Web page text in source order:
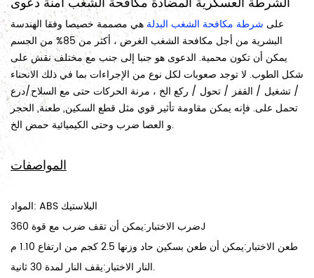
على شرطة مكافحة الشغب البدلة هي مصممة خصيصا وفقا الهندسة
البشرية من أجل مكافحة الشغب الغرض ، أكثر من 85% من الجسم
يمكن أن تكون محمية. الدعوى هو جنبا إلى جنب مع مختلف نقش على
شكل الطوب. لا توجد صعوبات لكل نوع من الإجراءات بما في ذلك الانحناء
/ تشغيل / القفز / تحول / ركع الخ ، مرنة الحركات حتى مع السلاح/درع
تحمل على. فإنه يمكن مقاومة تأثير قوي مثل قطع السكين, طعنة, الحجر
و العصا ضرب وحتى الكيميائية حمض الخ.
المواصفات
المواد: ABS البلاستيك
ضرب الاختبار:يمكن أن تقف ضرب مع قوة 360J
طعن الاختبار:يمكن أن طعن بسكين حاد وزنها 2.5 كجم من ارتفاع 1.10 م
النار الاختبار:يقف النار لمدة 30 ثانية.